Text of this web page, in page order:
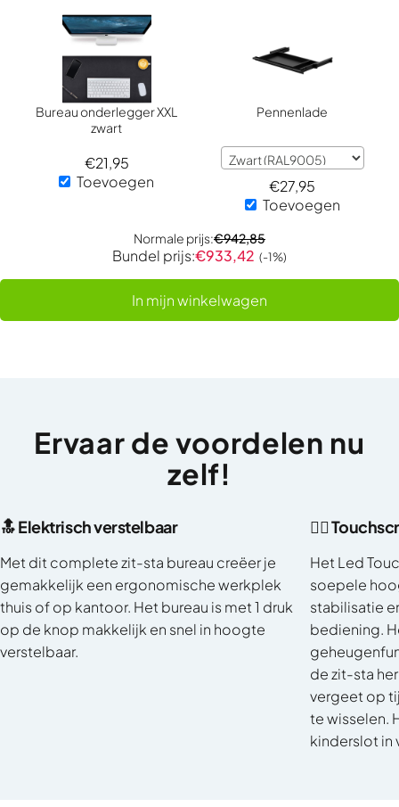
Bureau onderlegger XXL
zwart
€21,95
Toevoegen
Pennenlade
€27,95
Toevoegen
Normale prijs:€942,85
Bundel prijs:€933,42 (-1%)
In mijn winkelwagen
Ervaar de voordelen nu
zelf!
🔝 Elektrisch verstelbaar
Met dit complete zit-sta bureau creëer je
gemakkelijk een ergonomische werkplek
thuis of op kantoor. Het bureau is met 1 druk
op de knop makkelijk en snel in hoogte
verstelbaar.
👈🏼
Het Led
soepele
stabilisatie
bediening.
de zit-sta
vergeet op
te wisselen.
kinderslot in